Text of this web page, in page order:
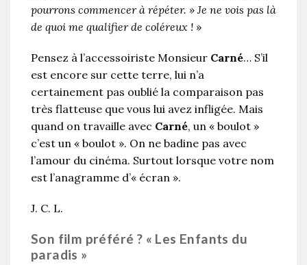
pourrons commencer à répéter. » Je ne vois pas là
de quoi me qualifier de coléreux ! »
Pensez à l’accessoiriste Monsieur Carné… S’il
est encore sur cette terre, lui n’a
certainement pas oublié la comparaison pas
très flatteuse que vous lui avez infligée. Mais
quand on travaille avec Carné, un « boulot »
c’est un « boulot ». On ne badine pas avec
l’amour du cinéma. Surtout lorsque votre nom
est l’anagramme d’« écran ».
J. C. L.
Son film préféré ? « Les Enfants du
paradis »